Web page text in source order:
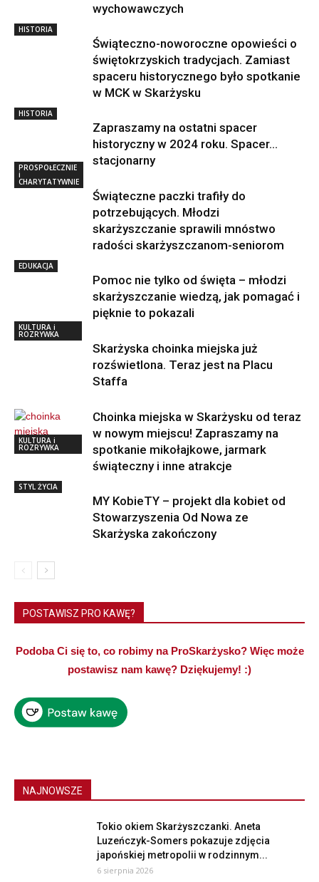
wychowawczych
HISTORIA
Świąteczno-noworoczne opowieści o
świętokrzyskich tradycjach. Zamiast
spaceru historycznego było spotkanie
w MCK w Skarżysku
HISTORIA
Zapraszamy na ostatni spacer
historyczny w 2024 roku. Spacer…
stacjonarny
PROSPOŁECZNIE
i
CHARYTATYWNIE
Świąteczne paczki trafiły do
potrzebujących. Młodzi
skarżyszczanie sprawili mnóstwo
radości skarżyszczanom-seniorom
EDUKACJA
Pomoc nie tylko od święta – młodzi
skarżyszczanie wiedzą, jak pomagać i
pięknie to pokazali
KULTURA i
ROZRYWKA
Skarżyska choinka miejska już
rozświetlona. Teraz jest na Placu
Staffa
KULTURA i
ROZRYWKA
Choinka miejska w Skarżysku od teraz
w nowym miejscu! Zapraszamy na
spotkanie mikołajkowe, jarmark
świąteczny i inne atrakcje
STYL ŻYCIA
MY KobieTY – projekt dla kobiet od
Stowarzyszenia Od Nowa ze
Skarżyska zakończony
POSTAWISZ PRO KAWĘ?
Podoba Ci się to, co robimy na ProSkarżysko? Więc może
postawisz nam kawę? Dziękujemy! :)
NAJNOWSZE
Tokio okiem Skarżyszczanki. Aneta
Luzeńczyk-Somers pokazuje zdjęcia
japońskiej metropolii w rodzinnym...
6 sierpnia 2026